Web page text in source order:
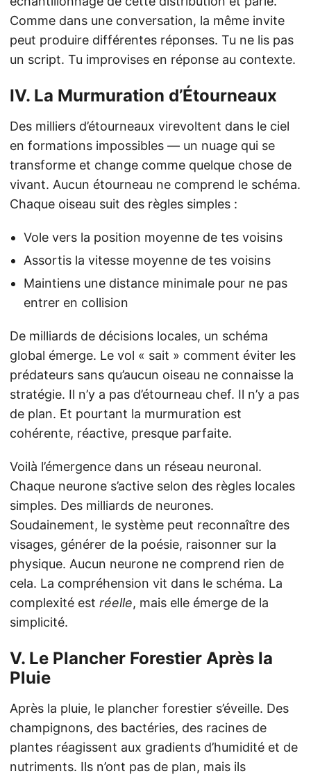
Comme dans une conversation, la même invite
peut produire différentes réponses. Tu ne lis pas
un script. Tu improvises en réponse au contexte.
IV. La Murmuration d’Étourneaux
Des milliers d’étourneaux virevoltent dans le ciel
en formations impossibles — un nuage qui se
transforme et change comme quelque chose de
vivant. Aucun étourneau ne comprend le schéma.
Chaque oiseau suit des règles simples :
Vole vers la position moyenne de tes voisins
Assortis la vitesse moyenne de tes voisins
Maintiens une distance minimale pour ne pas
entrer en collision
De milliards de décisions locales, un schéma
global émerge. Le vol « sait » comment éviter les
prédateurs sans qu’aucun oiseau ne connaisse la
stratégie. Il n’y a pas d’étourneau chef. Il n’y a pas
de plan. Et pourtant la murmuration est
cohérente, réactive, presque parfaite.
Voilà l’émergence dans un réseau neuronal.
Chaque neurone s’active selon des règles locales
simples. Des milliards de neurones.
Soudainement, le système peut reconnaître des
visages, générer de la poésie, raisonner sur la
physique. Aucun neurone ne comprend rien de
cela. La compréhension vit dans le schéma. La
complexité est réelle, mais elle émerge de la
simplicité.
V. Le Plancher Forestier Après la
Pluie
Après la pluie, le plancher forestier s’éveille. Des
champignons, des bactéries, des racines de
plantes réagissent aux gradients d’humidité et de
nutriments. Ils n’ont pas de plan, mais ils